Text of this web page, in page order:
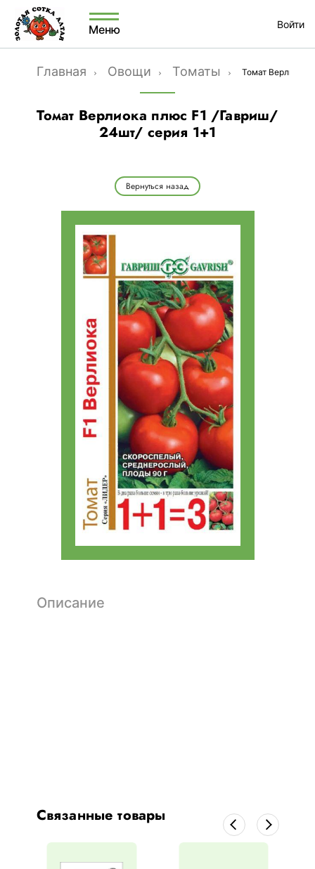
Меню Войти
Главная Овощи Томаты Томат Верлиока
Томат Верлиока плюс F1 /Гавриш/
24шт/ серия 1+1
Вернуться назад
Описание
Связанные товары